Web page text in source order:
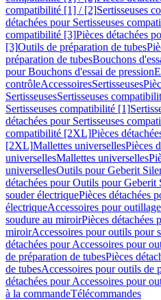
compatibilité [1] / [2]Sertisseuses
détachées pour Sertisseuses
compatibilité [3]Pièces détachées
[3]Outils de préparation de tubes
préparation de tubesBouchons
pour Bouchons d'essai de pression
contrôleAccessoiresSertisseuses
SertisseusesSertisseuses
Sertisseuses compatibilité [1]
détachées pour Sertisseuses
compatibilité [2XL]Pièces
[2XL]Mallettes universellesPièces
universellesMallettes universelles
universellesOutils pour Geberit
détachées pour Outils pour
souder électriquePièces détachées
électriqueAccessoires pour
soudure au miroirPièces détachées
miroirAccessoires pour outils pour
détachées pour Accessoires pour
de préparation de tubesPièces
de tubesAccessoires pour outils de
détachées pour Accessoires pour
à la commandeTélécommandes